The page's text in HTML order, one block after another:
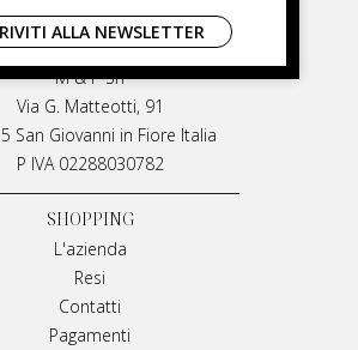
LIVIANA MIRARCHI
M & P Srl
Via G. Matteotti, 91
San Giovanni in Fiore Italia
P IVA 02288030782
SHOPPING
L'azienda
Resi
Contatti
Pagamenti
ALLA NEWSLETTER